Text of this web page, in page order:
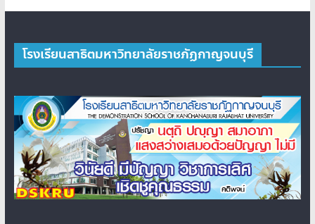
โรงเรียนสาธิตมหาวิทยาลัยราชภัฏกาญจนบุรี